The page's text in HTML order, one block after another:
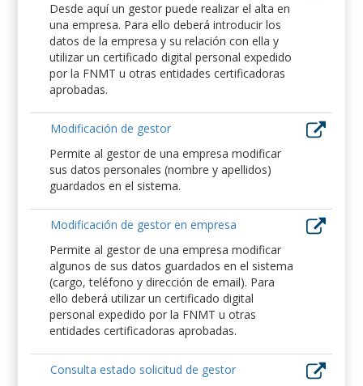
Desde aquí un gestor puede realizar el alta en
una empresa. Para ello deberá introducir los
datos de la empresa y su relación con ella y
utilizar un certificado digital personal expedido
por la FNMT u otras entidades certificadoras
aprobadas.
Modificación de gestor
Permite al gestor de una empresa modificar
sus datos personales (nombre y apellidos)
guardados en el sistema.
Modificación de gestor en empresa
Permite al gestor de una empresa modificar
algunos de sus datos guardados en el sistema
(cargo, teléfono y dirección de email). Para
ello deberá utilizar un certificado digital
personal expedido por la FNMT u otras
entidades certificadoras aprobadas.
Consulta estado solicitud de gestor